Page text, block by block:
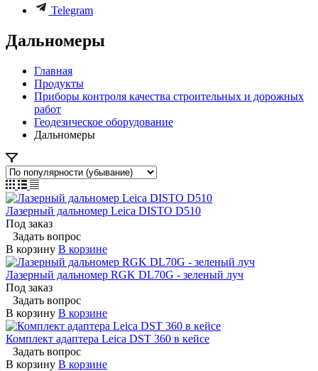
Telegram
Дальномеры
Главная
Продукты
Приборы контроля качества строительных и дорожных
работ
Геодезическое оборудование
Дальномеры
Лазерный дальномер Leica DISTO D510
Под заказ
Задать вопрос
В корзину В корзине
Лазерный дальномер RGK DL70G - зеленый луч
Под заказ
Задать вопрос
В корзину В корзине
Комплект адаптера Leica DST 360 в кейсе
Задать вопрос
В корзину В корзине